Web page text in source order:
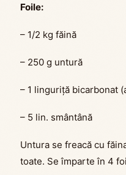
Foile:
– 1/2 kg făină
– 250 g untură
– 1 linguriță bicarbonat
– 5 lin. smântână
Untura se freacă cu
toate. Se împarte în 4